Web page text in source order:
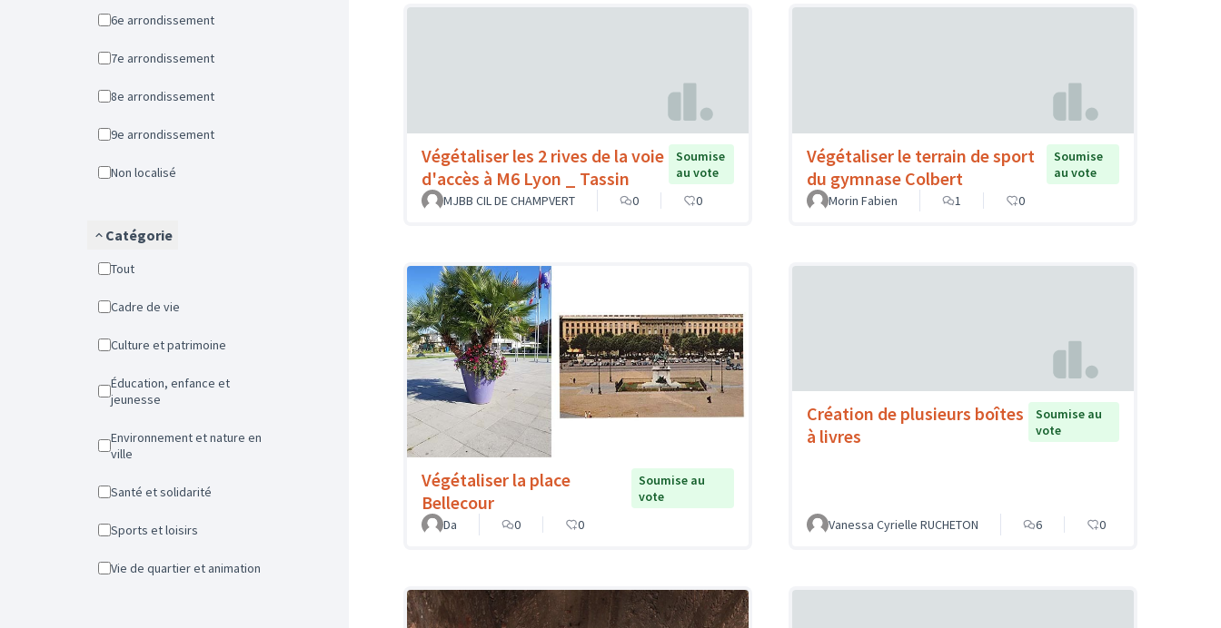
6e arrondissement
7e arrondissement
8e arrondissement
9e arrondissement
Non localisé
Catégorie
Tout
Cadre de vie
Culture et patrimoine
Éducation, enfance et
jeunesse
Environnement et nature en
ville
Santé et solidarité
Sports et loisirs
Vie de quartier et animation
Végétaliser les 2 rives de la voie
d'accès à M6 Lyon _ Tassin
Soumise
au vote
MJBB CIL DE CHAMPVERT
0 0
Végétaliser le terrain de sport
du gymnase Colbert
Soumise
au vote
Morin Fabien
1 0
Végétaliser la place
Bellecour
Soumise au
vote
Da
0 0
Création de plusieurs boîtes
à livres
Soumise au
vote
Vanessa Cyrielle RUCHETON 6 0